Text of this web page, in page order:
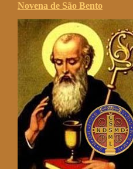
Novena de São Bento